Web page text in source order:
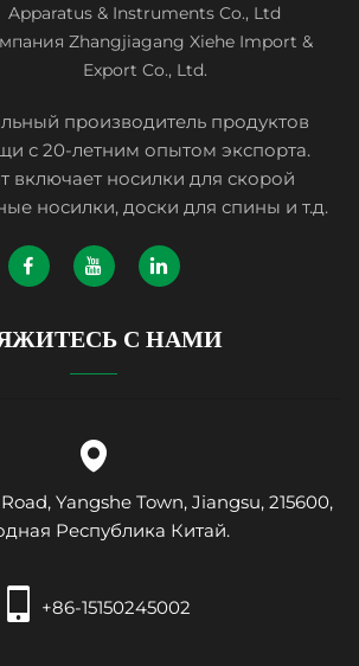
Apparatus & Instruments Co., Ltd
Zhangjiagang Xiehe Import &
Export Co., Ltd.
производитель продуктов
с 20-летним опытом экспорта.
включает носилки для скорой
носилки, доски для спины и т.д.
С НАМИ
Yangshe Town, Jiangsu, 215600,
Республика Китай.
+86-15150245002